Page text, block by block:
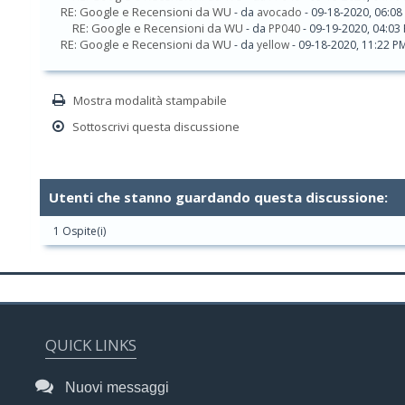
RE: Google e Recensioni da WU - da avocado - 09-18-2020, 06:08
RE: Google e Recensioni da WU - da PP040- 09-19-2020, 04:03
RE: Google e Recensioni da WU - da yellow- 09-18-2020, 11:22
Mostra modalità stampabile
Sottoscrivi questa discussione
Utenti che stanno guardando questa discussione:
1 Ospite(i)
QUICK LINKS
Nuovi messaggi